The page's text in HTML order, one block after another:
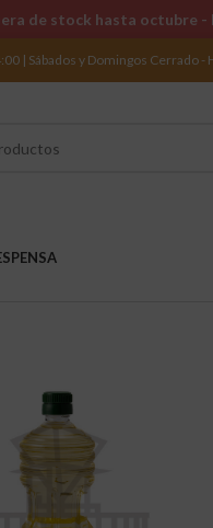
| Sábados y Domingos Cerrado -
de stock hasta octubre